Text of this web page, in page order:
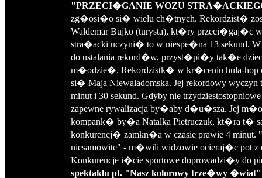
"PRZECI�GANIE WOZU
zg�osi�o si� wielu ch�tnych. Rekordzist�
Waldemar Bujko (turysta), kt�ry przeci�gaj�c
stra�acki uczyni� to w niespe�na 13 sekund.
do ustalania rekord�w, przyst�pi�y tak�e
m�odzie�. Rekordzistk� w kr�ceniu hula-hop
si� Maja Niewaiadomska. Jej rekordowy
minut i 30 sekund. Gdyby nie
zapewne rywalizacja by�aby d�u�sza. Jej
kompank� by�a Natalka Pietruczuk, kt�ra t�
konkurencj� zamkn�a w czasie prawie 4 minut.
niesamowite" - m�wili widzowie ocieraj�c pot
Konkurencje i�cie sportowe doprowadzi�y do
spektaklu pt. "Nasz kolorowy trze�wy �wiat"